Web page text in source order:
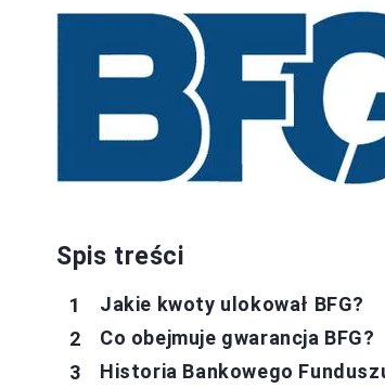
Spis treści
Jakie kwoty ulokował BFG?
Co obejmuje gwarancja BFG?
Historia Bankowego